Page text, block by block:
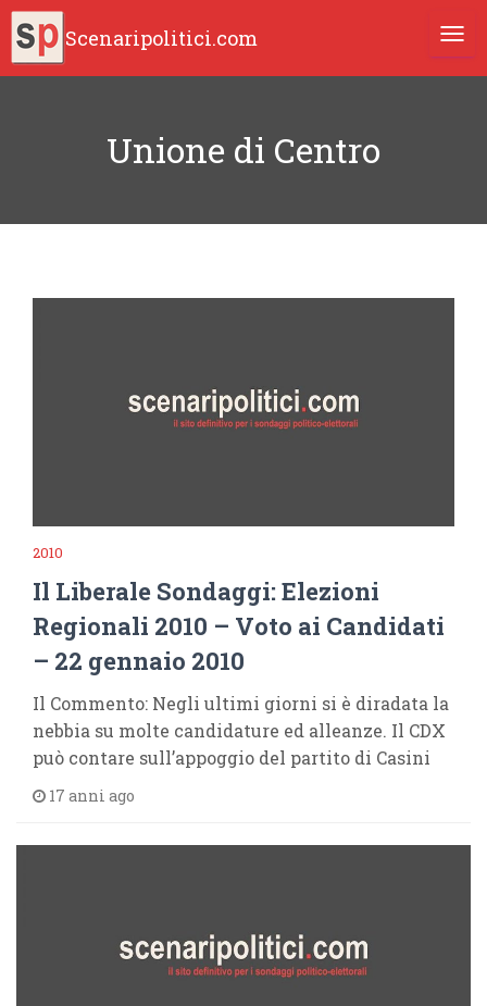
Scenaripolitici.com
Unione di Centro
2010
Il Liberale Sondaggi: Elezioni
Regionali 2010 – Voto ai Candidati
– 22 gennaio 2010
Il Commento: Negli ultimi giorni si è diradata la
nebbia su molte candidature ed alleanze. Il CDX
può contare sull’appoggio del partito di Casini
17 anni ago